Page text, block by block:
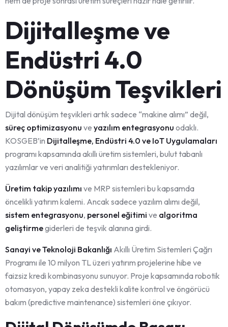
Dijitalleşme ve
Endüstri 4.0
Dönüşüm Teşvikleri
Dijital dönüşüm teşvikleri artık sadece “makine alımı” değil,
süreç optimizasyonu ve yazılım entegrasyonu odaklı.
KOSGEB’in Dijitalleşme, Endüstri 4.0 ve IoT Uygulamaları
programı kapsamında akıllı üretim sistemleri, bulut tabanlı
yazılımlar ve veri analitiği yatırımları destekleniyor.
Üretim takip yazılımı ve MRP sistemleri bu kapsamda
öncelikli yatırım kalemi. Ancak sadece yazılım alımı değil,
sistem entegrasyonu, personel eğitimi ve algoritma
geliştirmegiderleri de teşvik alanına girdi.
Sanayi ve Teknoloji Bakanlığı Akıllı Üretim Sistemleri Çağrı
Programı ile 10 milyon TL üzeri yatırım projelerine hibe ve
faizsiz kredi kombinasyonu sunuyor. Proje kapsamında robotik
otomasyon, yapay zeka destekli kalite kontrol ve öngörücü
bakım (predictive maintenance) sistemleri öne çıkıyor.